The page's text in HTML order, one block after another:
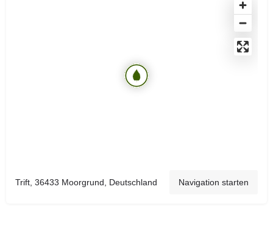
Trift, 36433 Moorgrund, Deutschland Navigation starten